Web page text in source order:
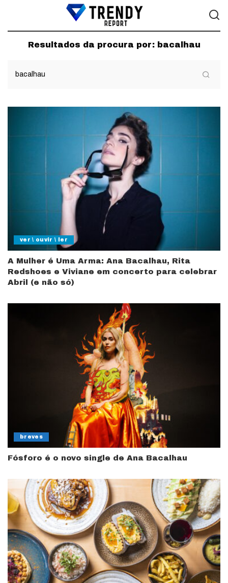
Resultados da procura por: bacalhau
ver \ ouvir \ ler
A Mulher é Uma Arma: Ana Bacalhau, Rita
Redshoes e Viviane em concerto para celebrar
Abril (e não só)
breves
Fósforo é o novo single de Ana Bacalhau